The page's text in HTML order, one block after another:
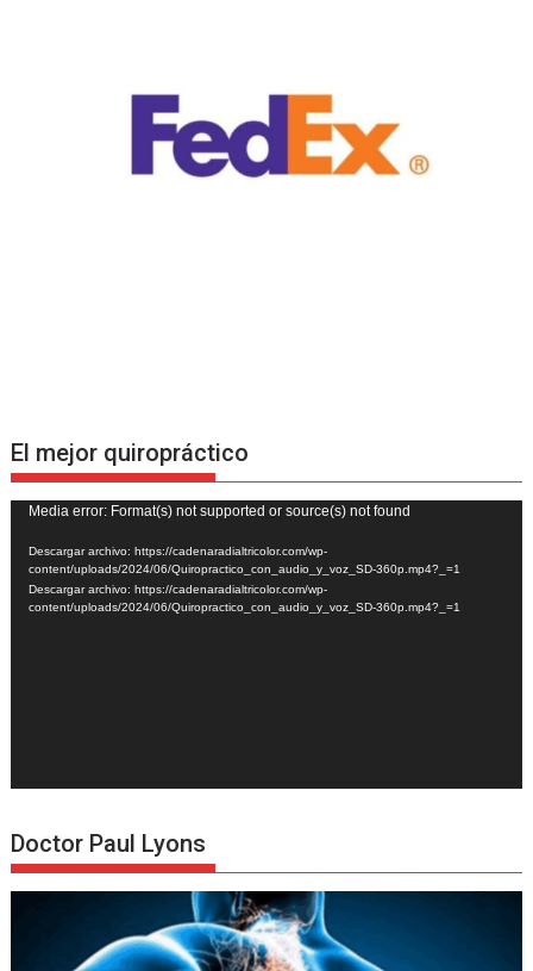
El mejor quiropráctico
Reproductor
de
vídeo
Media error: Format(s) not supported or source(s) not found
Descargar archivo: https://cadenaradialtricolor.com/wp-
content/uploads/2024/06/Quiropractico_con_audio_y_voz_SD-360p.mp4?_=1
Descargar archivo: https://cadenaradialtricolor.com/wp-
content/uploads/2024/06/Quiropractico_con_audio_y_voz_SD-360p.mp4?_=1
Doctor Paul Lyons